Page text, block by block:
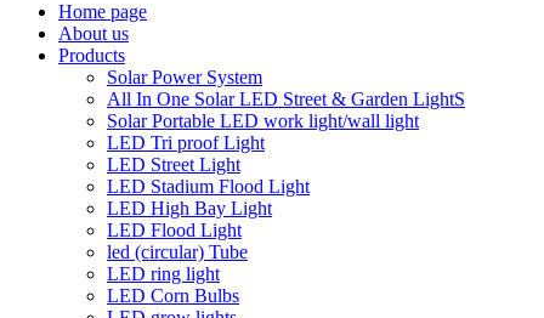
Home page
About us
Products
Solar Power System
All In One Solar LED Street & Garden LightS
Solar Portable LED work light/wall light
LED Tri proof Light
LED Street Light
LED Stadium Flood Light
LED High Bay Light
LED Flood Light
led (circular) Tube
LED ring light
LED Corn Bulbs